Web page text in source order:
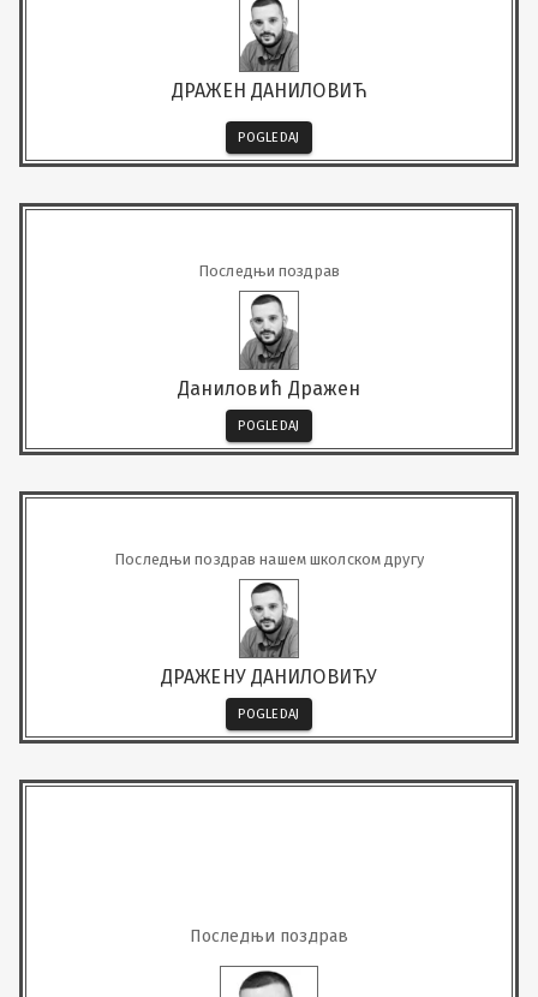
ДРАЖЕН ДАНИЛОВИЋ
POGLEDAJ
Последњи поздрав
Даниловић Дражен
POGLEDAJ
Последњи поздрав нашем школском другу
ДРАЖЕНУ ДАНИЛОВИЋУ
POGLEDAJ
Последњи поздрав